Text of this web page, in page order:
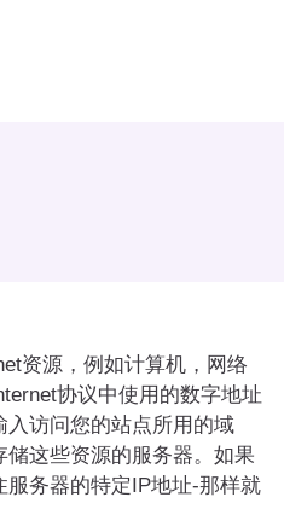
源，例如计算机，网络
协议中使用的数字地址
访问您的站点所用的域
这些资源的服务器。如果
务器的特定IP地址-那样就